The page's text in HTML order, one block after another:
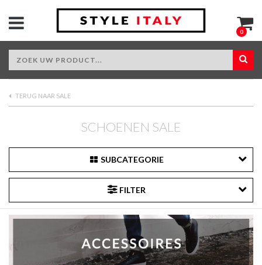
0
TERUG NAAR SALE
SCHOENEN SALE
SUBCATEGORIE
FILTER